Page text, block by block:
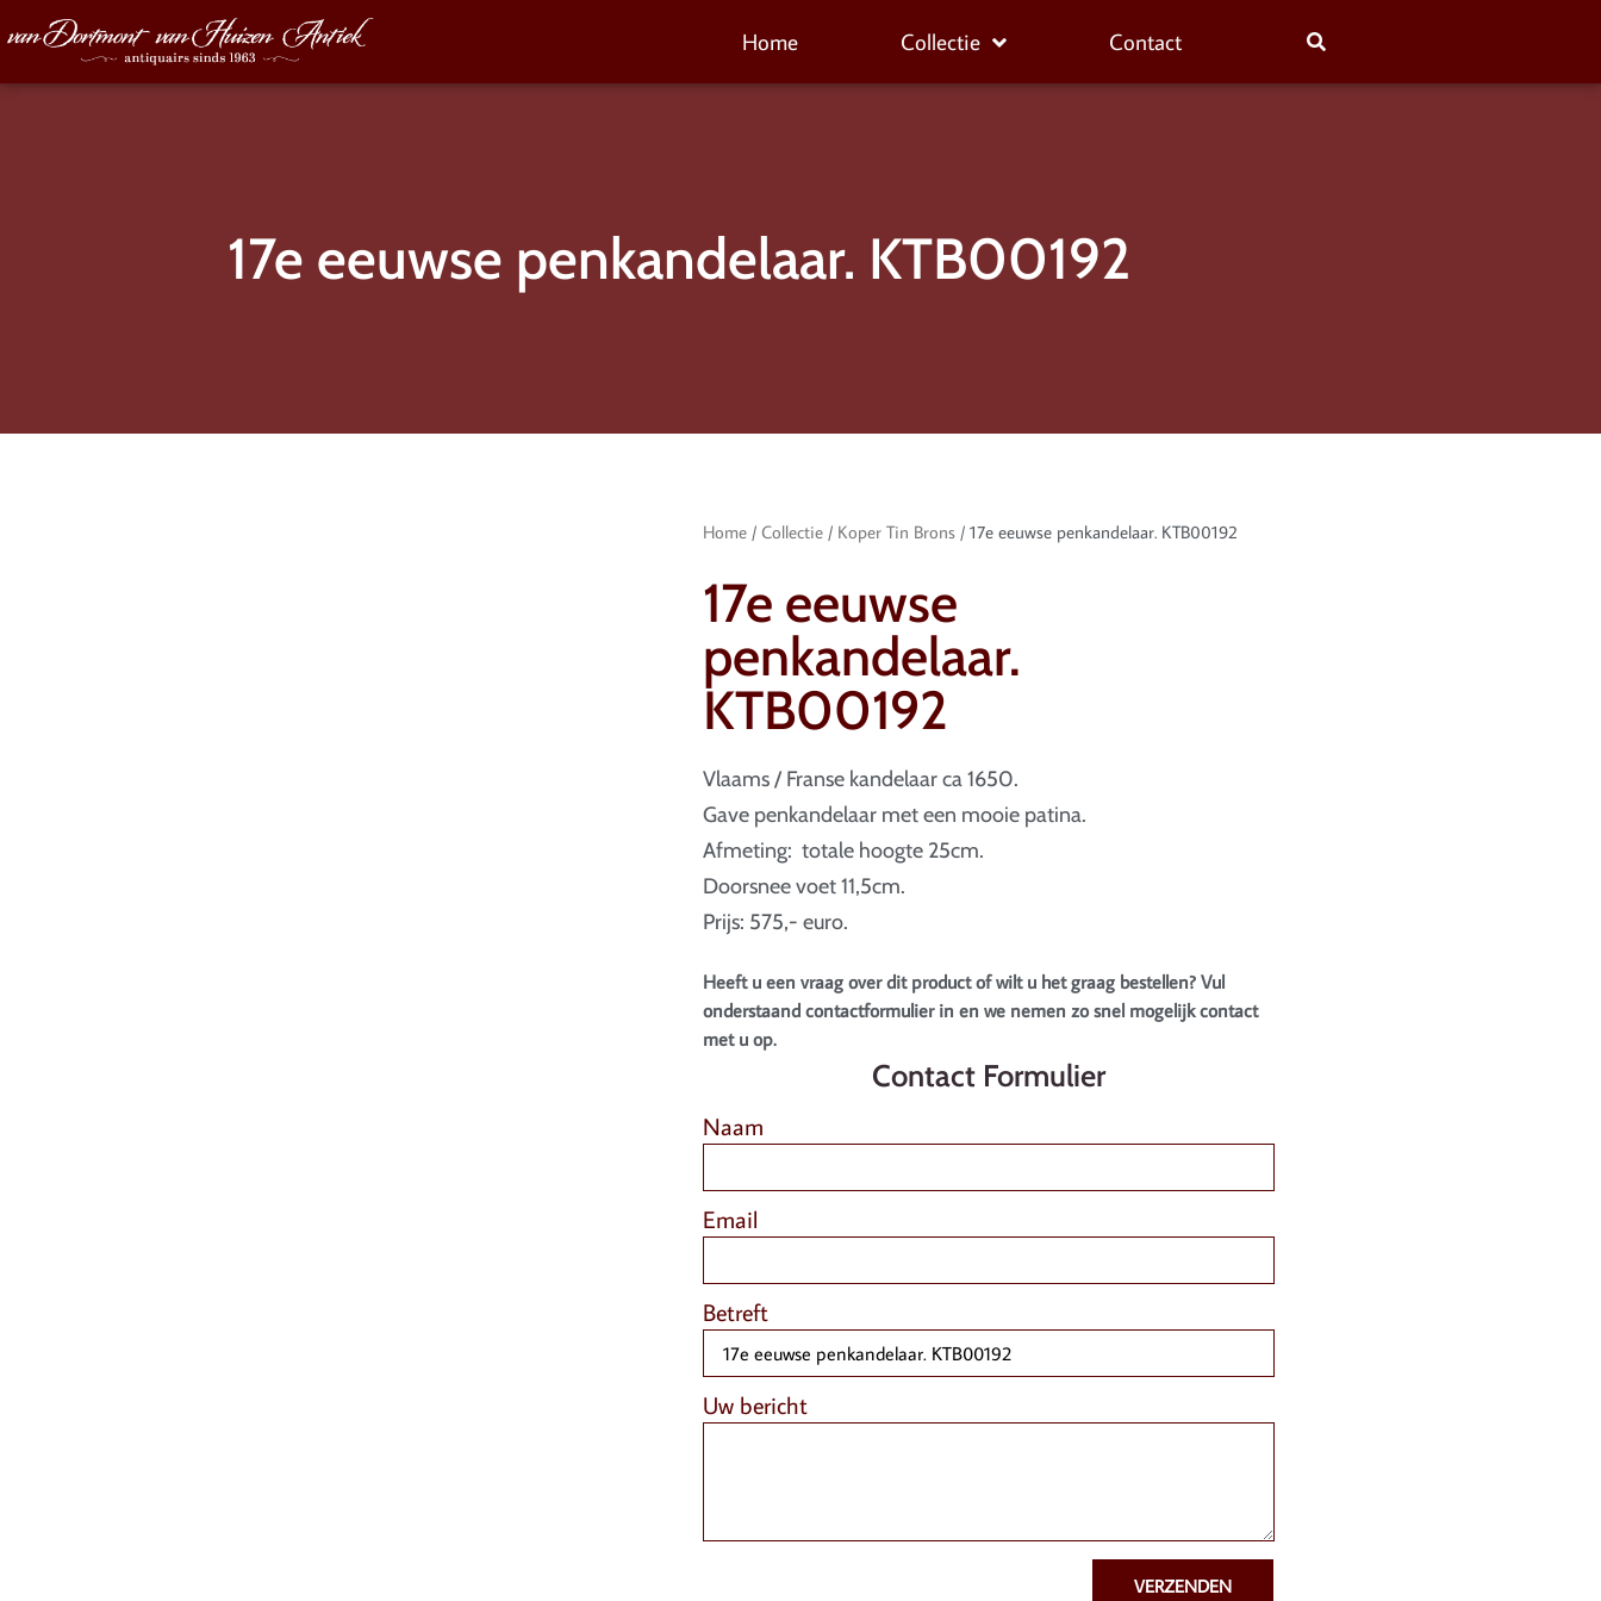
Home Collectie Contact
17e eeuwse penkandelaar. KTB00192
Home / Collectie / Koper Tin Brons / 17e eeuwse penkandelaar. KTB00192
17e eeuwse
penkandelaar.
KTB00192
Vlaams / Franse kandelaar ca 1650.
Gave penkandelaar met een mooie patina.
Afmeting: totale hoogte 25cm.
Doorsnee voet 11,5cm.
Prijs: 575,- euro.
Heeft u een vraag over dit product of wilt u het graag bestellen? Vul
onderstaand contactformulier in en we nemen zo snel mogelijk contact
met u op.
Contact Formulier
Naam
Email
Betreft
Uw bericht
VERZENDEN